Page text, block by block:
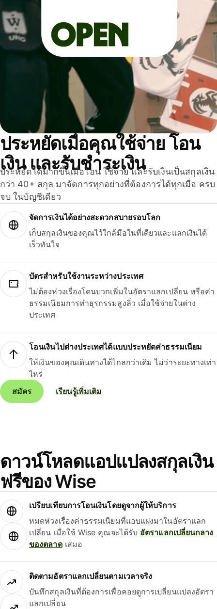
ประหยัดเมื่อคุณใช้จ่าย โอน
เงิน และรับชำระเงิน
ประหยัดได้มากขึ้นเมื่อโอน ใช้จ่าย และรับเงินเป็นสกุลเงิน
กว่า 40+ สกุล มาจัดการทุกอย่างที่ต้องการได้ทุกเมื่อ ครบ
จบ ในบัญชีเดียว
จัดการเงินได้อย่างสะดวกสบายรอบโลก
เก็บสกุลเงินของคุณไว้ใกล้มือในที่เดียวและแลกเงินได้
เร็วทันใจ
บัตรสำหรับใช้งานระหว่างประเทศ
ไม่ต้องห่วงเรื่องโดนบวกเพิ่มในอัตราแลกเปลี่ยน หรือค่า
ธรรมเนียมการทำธุรกรรมสูงลิ่ว เมื่อใช้จ่ายในต่าง
ประเทศ
โอนเงินไปต่างประเทศได้แบบประหยัดค่าธรรมเนียม
ให้เงินของคุณเดินทางได้ไกลกว่าเดิม ไม่ว่าระยะทางเท่า
ไหร่
สมัคร
เรียนรู้เพิ่มเติม
ดาวน์โหลดแอปแปลงสกุลเงิน
ฟรีของ Wise
เปรียบเทียบการโอนเงินโดยดูจากผู้ให้บริการ
หมดห่วงเรื่องค่าธรรมเนียมที่แอบแฝงมาในอัตราแลก
เปลี่ยน เมื่อใช้ Wise คุณจะได้รับ อัตราแลกเปลี่ยนกลาง
ของตลาดเสมอ
ติดตามอัตราแลกเปลี่ยนตามเวลาจริง
บันทึกสกุลเงินที่ต้องการเพื่อคอยดูการเปลี่ยนแปลงอัตรา
แลกเปลี่ยน